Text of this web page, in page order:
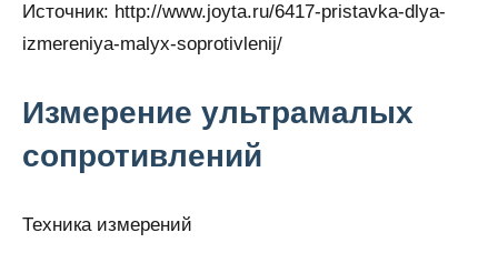
Источник: http://www.joyta.ru/6417-pristavka-dlya-
izmereniya-malyx-soprotivlenij/
Измерение ультрамалых
сопротивлений
Техника измерений